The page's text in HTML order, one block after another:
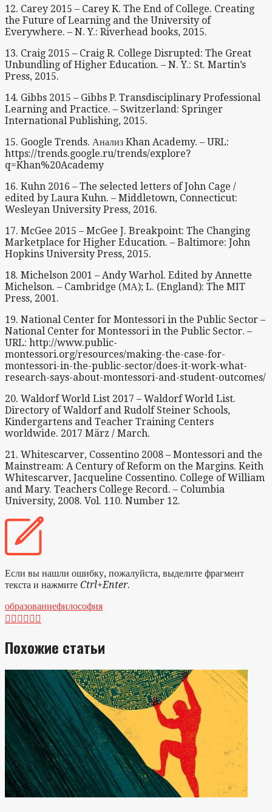
12. Carey 2015 – Carey K. The End of College. Creating
the Future of Learning and the University of
Everywhere. – N. Y.: Riverhead books, 2015.
13. Craig 2015 – Craig R. College Disrupted: The Great
Unbundling of Higher Education. – N. Y.: St. Martin’s
Press, 2015.
14. Gibbs 2015 – Gibbs P. Transdisciplinary Professional
Learning and Practice. – Switzerland: Springer
International Publishing, 2015.
15. Google Trends. Анализ Khan Academy. – URL:
https://trends.google.ru/trends/explore?
q=Khan%20Academy
16. Kuhn 2016 – The selected letters of John Cage /
edited by Laura Kuhn. – Middletown, Connecticut:
Wesleyan University Press, 2016.
17. McGee 2015 – McGee J. Breakpoint: The Changing
Marketplace for Higher Education. – Baltimore: John
Hopkins University Press, 2015.
18. Michelson 2001 – Andy Warhol. Edited by Annette
Michelson. – Cambridge (МА); L. (England): The MIT
Press, 2001.
19. National Center for Montessori in the Public Sector –
National Center for Montessori in the Public Sector. –
URL: http://www.public-
montessori.org/resources/making-the-case-for-
montessori-in-the-public-sector/does-it-work-what-
research-says-about-montessori-and-student-outcomes/
20. Waldorf World List 2017 – Waldorf World List.
Directory of Waldorf and Rudolf Steiner Schools,
Kindergartens and Teacher Training Centers
worldwide. 2017 März / March.
21. Whitescarver, Cossentino 2008 – Montessori and the
Mainstream: A Century of Reform on the Margins. Keith
Whitescarver, Jacqueline Cossentino. College of William
and Mary. Teachers College Record. – Columbia
University, 2008. Vol. 110. Number 12.
Если вы нашли ошибку, пожалуйста, выделите фрагмент
текста и нажмите Ctrl+Enter.
образованиефилософия

Похожие статьи